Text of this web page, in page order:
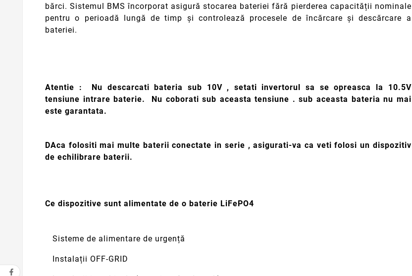
bărci. Sistemul BMS încorporat asigură stocarea bateriei fără pierderea capacității nominale
pentru o perioadă lungă de timp și controlează procesele de încărcare și descărcare a
bateriei.
Atentie : Nu descarcati bateria sub 10V , setati invertorul sa se opreasca la 10.5V
tensiune intrare baterie. Nu coborati sub aceasta tensiune . sub aceasta bateria nu mai
este garantata.
DAca folositi mai multe baterii conectate in serie , asigurati-va ca veti folosi un dispozitiv
de echilibrare baterii.
Ce dispozitive sunt alimentate de o baterie LiFePO4
Sisteme de alimentare de urgență
Instalații OFF-GRID